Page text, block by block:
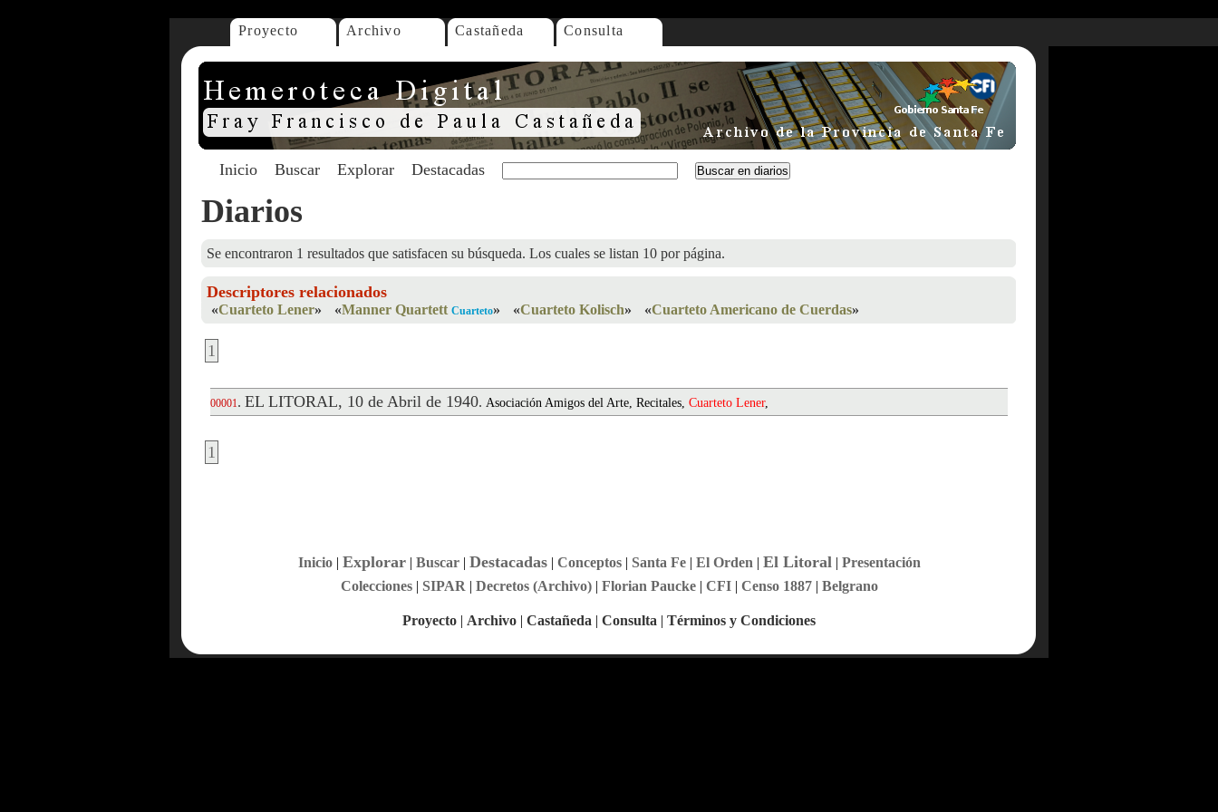
Proyecto Archivo Castañeda Consulta
Inicio Buscar Explorar Destacadas
Diarios
Se encontraron 1 resultados que satisfacen su búsqueda. Los cuales se listan 10 por página.
Descriptores relacionados
«Cuarteto Lener» «Manner Quartett Cuarteto» «Cuarteto Kolisch» «Cuarteto Americano de Cuerdas»
1
00001. EL LITORAL, 10 de Abril de 1940. Asociación Amigos del Arte, Recitales, Cuarteto Lener,
1
Inicio| Explorar| Buscar| Destacadas| Conceptos| Santa Fe| El Orden | El Litoral | Presentación
Colecciones| SIPAR | Decretos (Archivo)| Florian Paucke| CFI| Censo 1887| Belgrano
Proyecto | Archivo | Castañeda | Consulta | Términos y Condiciones